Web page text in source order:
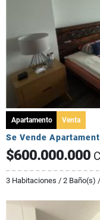
Apartamento Venta
Se Vende
$600.000.000
3 Habitaciones / 2 Baño(s)